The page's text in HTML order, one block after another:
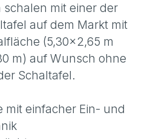
mit einer der
auf dem Markt mit
(5,30x2,65 m
m) auf Wunsch ohne
Schaltafel.
mit einfacher Ein- und